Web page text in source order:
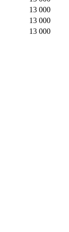
13 000
13 000
13 000